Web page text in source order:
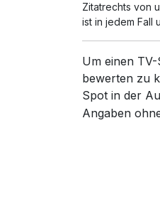
Zitatrechts von
ist in jedem Fall
Um einen
bewerten zu
Spot in der
Angaben